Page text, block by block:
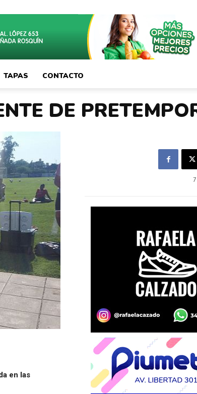
TAPAS CONTACTO
DE
en las